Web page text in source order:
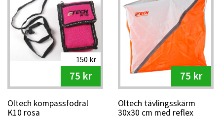
150 kr
75 kr
Oltech kompassfodral
K10 rosa
75 kr
Oltech tävlingsskärm
30x30 cm med reflex